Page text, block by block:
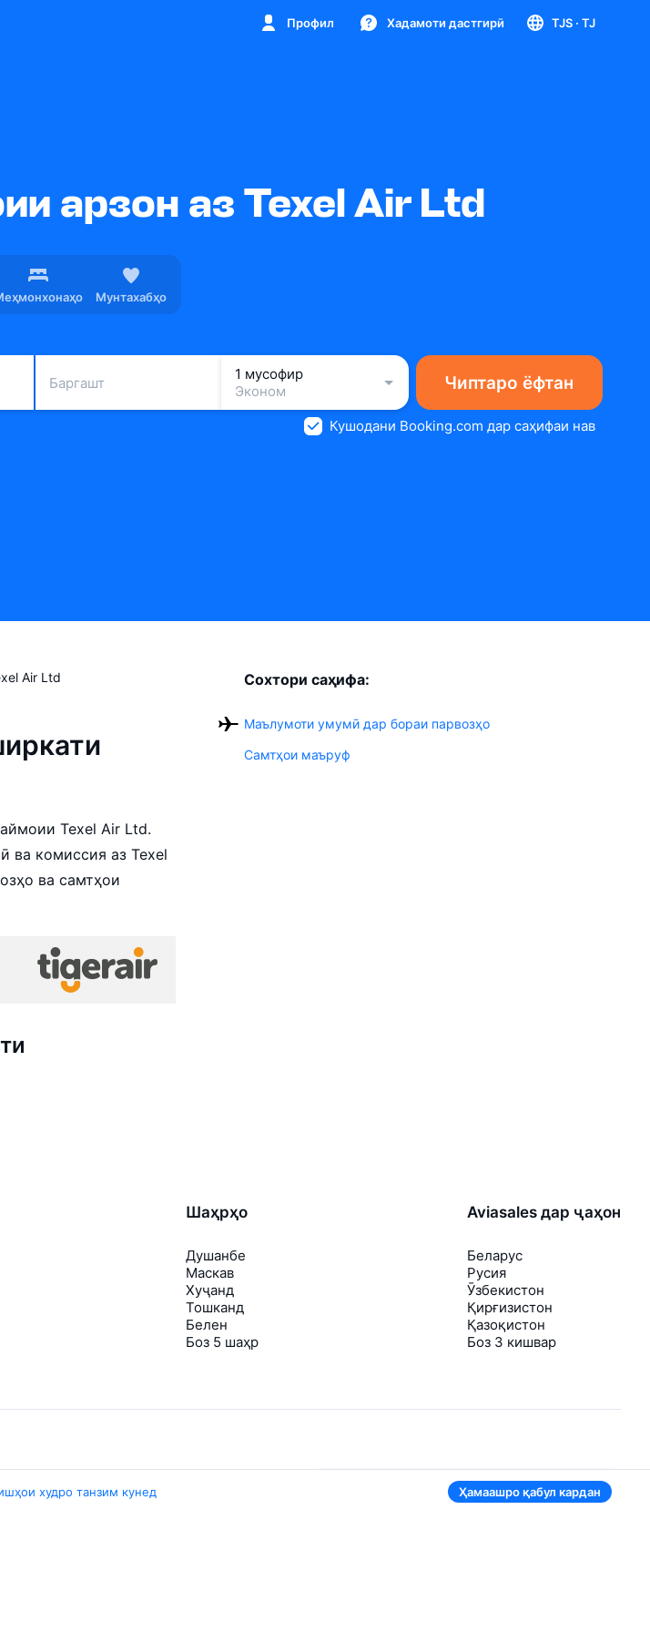
Профил Хадамоти дастгирӣ TJS · TJ
арзон аз Texel Air Ltd
Мунтахабҳо
Баргашт
1 мусофир
Эконом
Чиптаро ёфтан
Кушодани Booking.com дар саҳифаи нав
Air Ltd
Texel Air Ltd.
ва комиссия аз Texel
ва самтҳои
Сохтори саҳифа:
Маълумоти умумӣ дар бораи парвозҳо
Самтҳои маъруф
Шаҳрҳо
Душанбе
Маскав
Хуҷанд
Тошканд
Белен
Боз 5 шаҳр
Aviasales дар ҷаҳон
Беларус
Русия
Ӯзбекистон
Қирғизистон
Қазоқистон
Боз 3 кишвар
program
Дар барномаи мобилӣ ҳам қулай
худро танзим кунед Ҳамаашро қабул кардан